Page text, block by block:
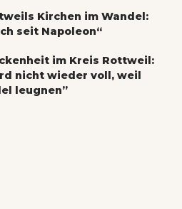
Kirchen im Wandel:
seit Napoleon“
im Kreis Rottweil:
nicht wieder voll, weil
leugnen”